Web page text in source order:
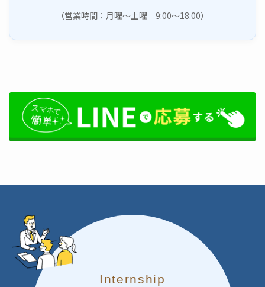
（営業時間：月曜～土曜 9:00～18:00）
Internship